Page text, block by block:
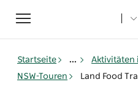
Toggle
navigation
Startseite ...
Aktivitäten
NSW-Touren
Land Food